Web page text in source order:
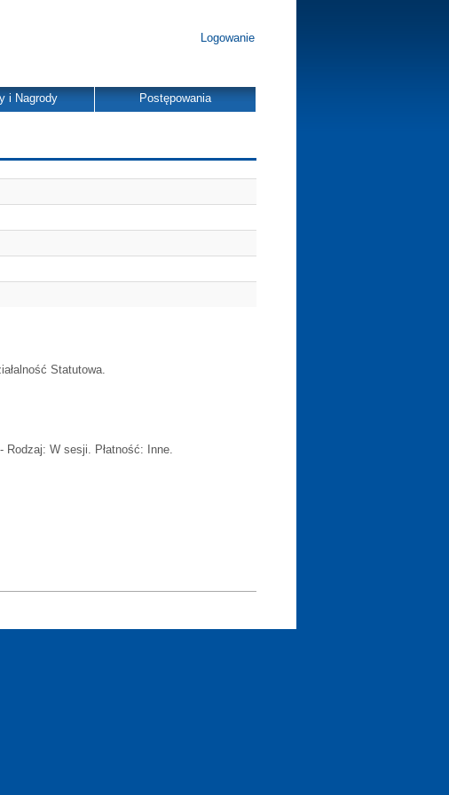
Logowanie
i Nagrody Postępowania
Statutowa.
- Rodzaj: W sesji. Płatność: Inne.